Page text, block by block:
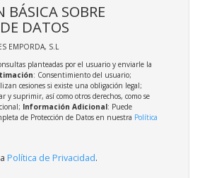
BÁSICA SOBRE
DATOS
EMPORDA, S.L
planteadas por el usuario y enviarle la
: Consentimiento del usuario;
cesiones si existe una obligación legal;
y suprimir, así como otros derechos, como se
Información Adicional: Puede
de Protección de Datos en nuestra Política
Política de Privacidad.